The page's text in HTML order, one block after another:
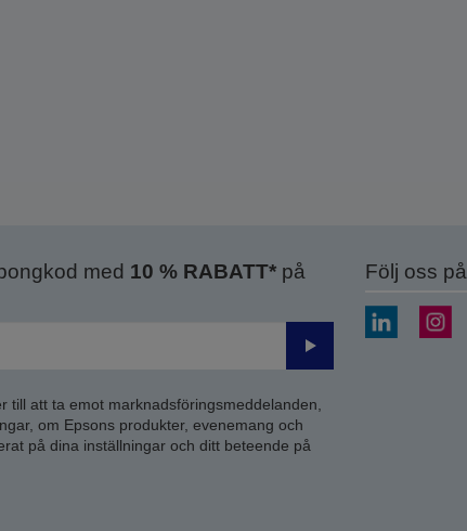
med 10 % RABATT*på
Skicka
att ta emot marknadsföringsmeddelanden,
om Epsons produkter, evenemang och
på dina inställningar och ditt beteende på
Följ oss på